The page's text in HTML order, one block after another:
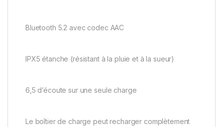
Bluetooth 5.2 avec codec AAC
IPX5 étanche (résistant à la pluie et à la sueur)
6,5 d’écoute sur une seule charge
Le boîtier de charge peut recharger complètement